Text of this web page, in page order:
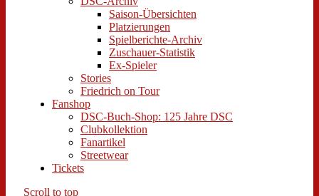
Saison-Übersichten
Platzierungen
Spielberichte-Archiv
Zuschauer-Statistik
Ex-Spieler
Stories
Friedrich on Tour
Fanshop
DSC-Buch-Shop: 125 Jahre DSC
Clubkollektion
Fanartikel
Streetwear
Tickets
Scroll to top